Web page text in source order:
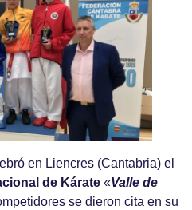
en Liencres (Cantabria) el
de Kárate «Valle de
se dieron cita en su